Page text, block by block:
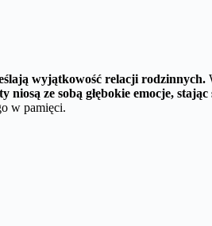
wyjątkowość relacji rodzinnych.
niosą ze sobą głębokie emocje,
w pamięci.